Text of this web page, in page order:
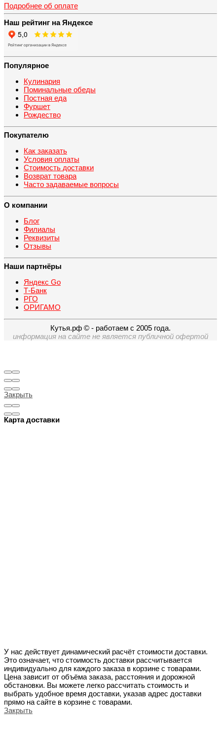
Подробнее об оплате
Наш рейтинг на Яндексе
Популярное
Кулинария
Поминальные обеды
Постная еда
Фуршет
Рождество
Покупателю
Как заказать
Условия оплаты
Стоимость доставки
Возврат товара
Часто задаваемые вопросы
О компании
Блог
Филиалы
Реквизиты
Отзывы
Наши партнёры
Яндекс Go
Т-Банк
РГО
ОРИГАМО
Кутья.рф © - работаем с 2005 года.
информация на сайте не является публичной офертой
Закрыть
Карта доставки
У нас действует динамический расчёт стоимости доставки.
Это означает, что стоимость доставки рассчитывается
индивидуально для каждого заказа в корзине с товарами.
Цена зависит от объёма заказа, расстояния и дорожной
обстановки. Вы можете легко рассчитать стоимость и
выбрать удобное время доставки, указав адрес доставки
прямо на сайте в корзине с товарами.
Закрыть